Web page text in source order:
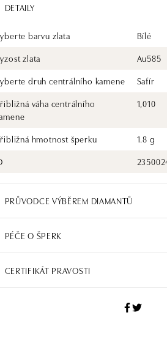
DETAILY
barvu zlata
Bílé
zlata
Au585
druh centrálního kamene
Safír
váha centrálního
1,010
hmotnost šperku
1.8 g
PRŮVODCE VÝBĚREM DIAMANTŮ
PÉČE O ŠPERK
CERTIFIKÁT PRAVOSTI